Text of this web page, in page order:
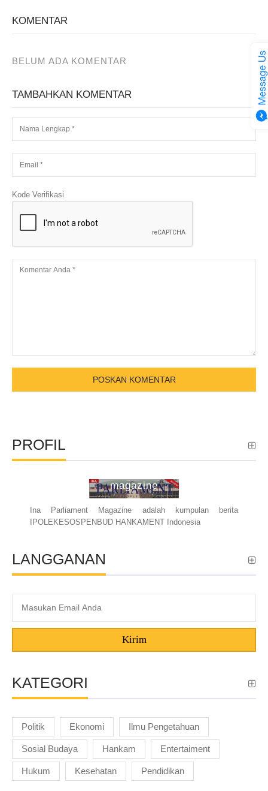
KOMENTAR
BELUM ADA KOMENTAR
TAMBAHKAN KOMENTAR
Kode Verifikasi
PROFIL
magazine
Ina Parliament Magazine adalah kumpulan berita
IPOLEKESOSPENBUD HANKAMENT Indonesia
LANGGANAN
Kirim
KATEGORI
Politik Ekonomi Ilmu Pengetahuan
Sosial Budaya Hankam Entertaiment
Hukum Kesehatan Pendidikan